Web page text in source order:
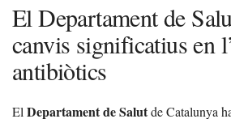
El Departament de
canvis significatius en
antibiòtics
El Departament de Salutde Catalunya